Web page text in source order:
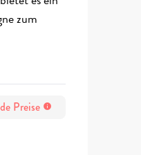
zum
Preise info